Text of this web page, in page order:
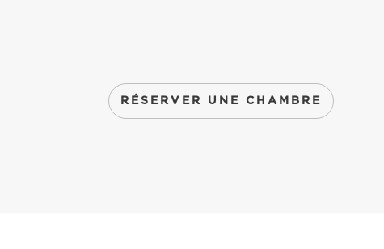
RÉSERVER UNE CHAMBRE